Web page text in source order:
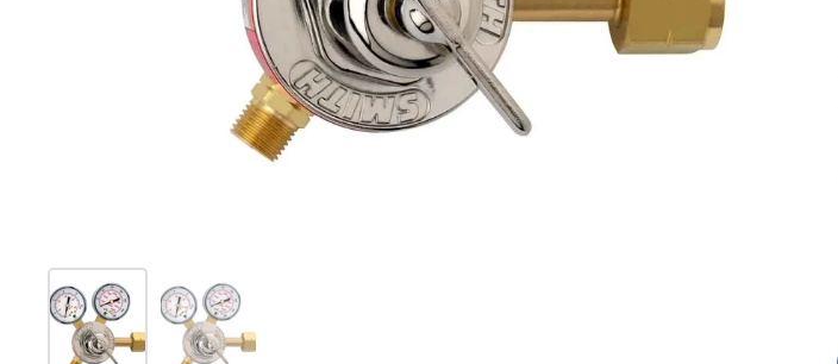
Mostrar diapositiva 1Mostrar diapositiva 2